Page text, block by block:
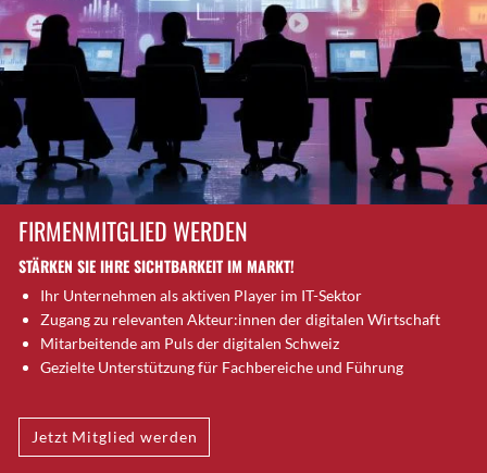
Brütten
Bubendorf
Bubikon
Burgdorf
Bäretswil
Bülach
Cazis
Cham
Chur
Crissier
Davos Platz
Dietikon
Dietlikon
FIRMENMITGLIED WERDEN
STÄRKEN SIE IHRE SICHTBARKEIT IM MARKT!
Ihr Unternehmen als aktiven Player im IT-Sektor
Zugang zu relevanten Akteur:innen der digitalen Wirtschaft
Mitarbeitende am Puls der digitalen Schweiz
Gezielte Unterstützung für Fachbereiche und Führung
Jetzt Mitglied werden